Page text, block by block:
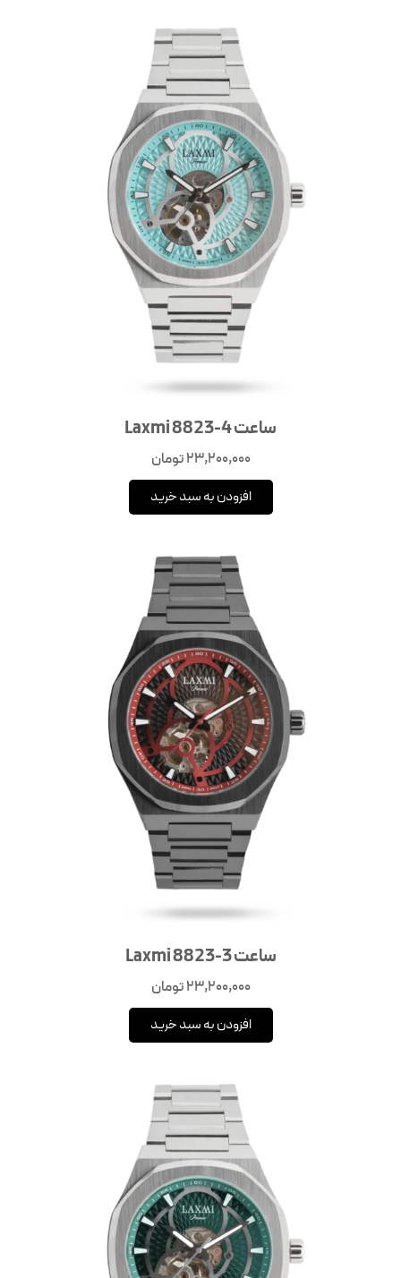
ساعت Laxmi 8823-4
23,200,000تومان
افزودن به سبد خرید
ساعت Laxmi 8823-3
23,200,000تومان
افزودن به سبد خرید